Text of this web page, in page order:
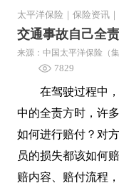
太平洋保险 保险资讯
交通事故自己全
来源：中国太平洋保险（
7829
在驾驶过程中
中的全责方时，许
如何进行赔付？对
员的损失都该如何
赔内容、赔付流程